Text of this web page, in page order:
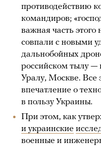
противодействию
командиров;
важная часть
совпали с новыми
дальнобойных
российском тылу —
Уралу, Москве. Все
впечатление о
в пользу Украины.
При этом, как
и украинские
военные и